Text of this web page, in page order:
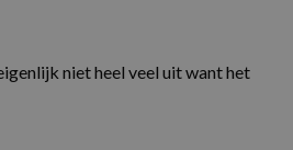
niet heel veel uit want het